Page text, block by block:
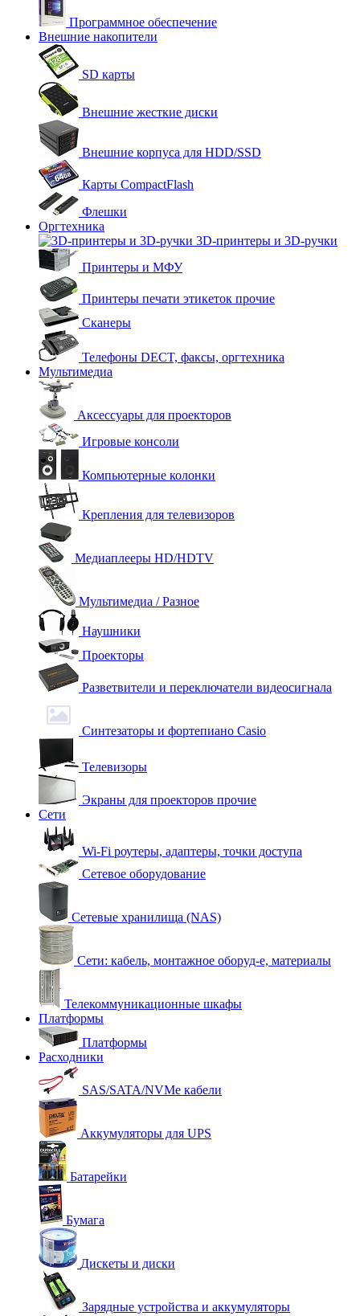
Программное обеспечение
Внешние накопители
SD карты
Внешние жесткие диски
Внешние корпуса для HDD/SSD
Карты CompactFlash
Флешки
Оргтехника
3D-принтеры и 3D-ручки
Принтеры и МФУ
Принтеры печати этикеток прочие
Сканеры
Телефоны DECT, факсы, оргтехника
Мультимедиа
Аксессуары для проекторов
Игровые консоли
Компьютерные колонки
Крепления для телевизоров
Медиаплееры HD/HDTV
Мультимедиа / Разное
Наушники
Проекторы
Разветвители и переключатели видеосигнала
Синтезаторы и фортепиано Casio
Телевизоры
Экраны для проекторов прочие
Сети
Wi-Fi роутеры, адаптеры, точки доступа
Сетевое оборудование
Сетевые хранилища (NAS)
Сети: кабель, монтажное оборуд-е, материалы
Телекоммуникационные шкафы
Платформы
Платформы
Расходники
SAS/SATA/NVMe кабели
Аккумуляторы для UPS
Батарейки
Бумага
Дискеты и диски
Зарядные устройства и аккумуляторы